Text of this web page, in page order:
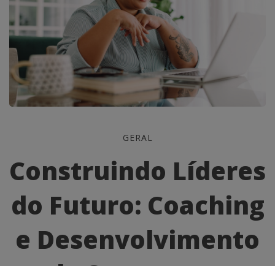
Construindo
Líderes
do
Futuro:
Coaching
GERAL
Construindo Líderes
do Futuro: Coaching
e Desenvolvimento